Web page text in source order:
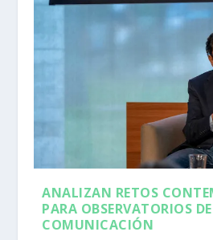
ANALIZAN RETOS
PARA OBSERVATORIOS DE
COMUNICACIÓN